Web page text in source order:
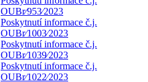
OUBr⁄953⁄2023
Poskytnutí informace č.j.
OUBr⁄1003⁄2023
Poskytnutí informace č.j.
OUBr⁄1039⁄2023
Poskytnutí informace č.j.
OUBr⁄1022⁄2023